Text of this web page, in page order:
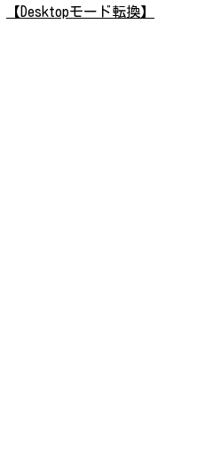
【Desktopモード転換】